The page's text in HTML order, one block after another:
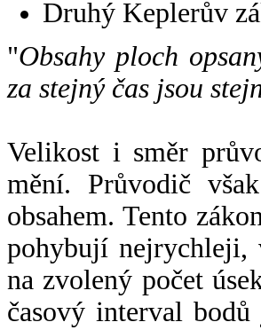
Druhý Keplerův
"Obsahy ploch
za stejný čas jsou
Velikost i směr
mění. Průvodič
obsahem. Tento
pohybují nejrychleji,
na zvolený počet
časový interval